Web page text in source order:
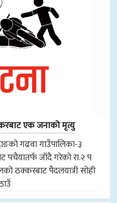
एक जनाको मृत्यु
गढवा गाउँपालिका-३
पचैयातर्फ जाँदै गरेको रा.२ प
ठक्करबाट पैदलयात्री सोही